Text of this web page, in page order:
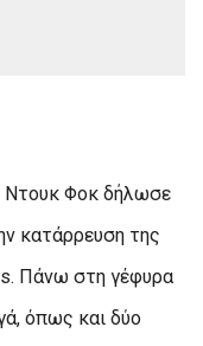
Ντουκ Φοκ δήλωσε
κατάρρευση της
Πάνω στη γέφυρα
όπως και δύο